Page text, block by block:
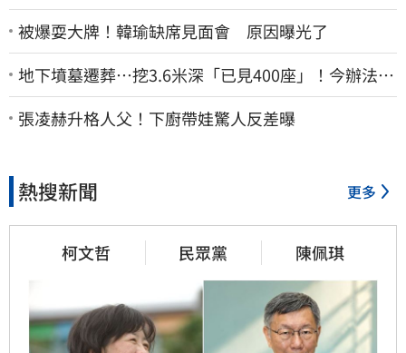
被爆耍大牌！韓瑜缺席見面會 原因曝光了
地下墳墓遷葬…挖3.6米深「已見400座」！今辦法會
安撫祖先
張凌赫升格人父！下廚帶娃驚人反差曝
熱搜新聞 更多
柯文哲 民眾黨 陳佩琪